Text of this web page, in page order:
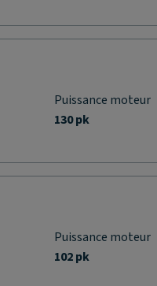
Puissance moteur
130 pk
Puissance moteur
102 pk